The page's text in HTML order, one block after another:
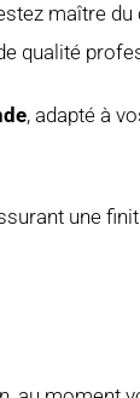
maître
qualité
, adapté à
une